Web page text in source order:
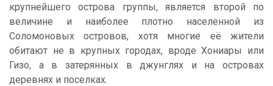
крупнейшего острова группы, является второй по
величине и наиболее плотно населенной из
Соломоновых островов, хотя многие её жители
обитают не в крупных городах, вроде Хониары или
Гизо, а в затерянных в джунглях и на островах
деревнях и поселках.